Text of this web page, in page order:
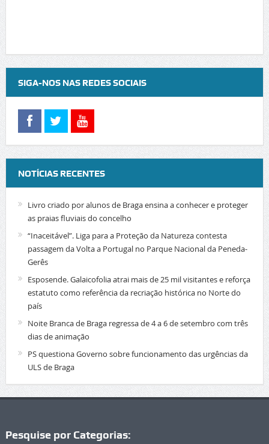
SIGA-NOS NAS REDES SOCIAIS
NOTÍCIAS RECENTES
Livro criado por alunos de Braga ensina a conhecer e proteger
as praias fluviais do concelho
“Inaceitável”. Liga para a Proteção da Natureza contesta
passagem da Volta a Portugal no Parque Nacional da Peneda-
Gerês
Esposende. Galaicofolia atrai mais de 25 mil visitantes e reforça
estatuto como referência da recriação histórica no Norte do
país
Noite Branca de Braga regressa de 4 a 6 de setembro com três
dias de animação
PS questiona Governo sobre funcionamento das urgências da
ULS de Braga
Pesquise por Categorias: